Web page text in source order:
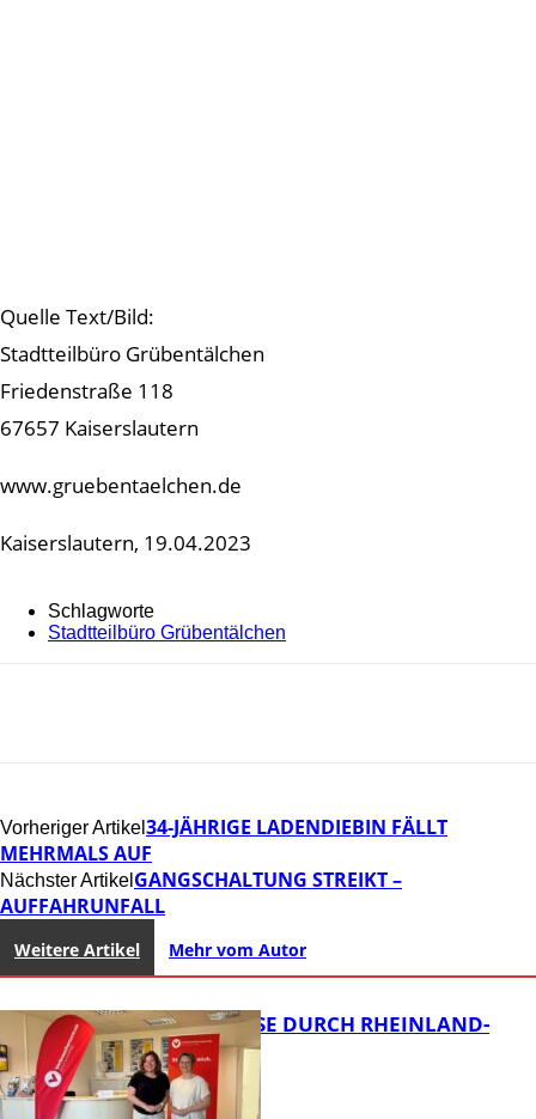
Quelle Text/Bild:
Stadtteilbüro Grübentälchen
Friedenstraße 118
67657 Kaiserslautern
www.gruebentaelchen.de
Kaiserslautern, 19.04.2023
Schlagworte
Stadtteilbüro Grübentälchen
Vorheriger Artikel 34-JÄHRIGE LADENDIEBIN FÄLLT
MEHRMALS AUF
Nächster Artikel GANGSCHALTUNG STREIKT –
AUFFAHRUNFALL
Weitere Artikel Mehr vom Autor
SOMMERREISE DURCH RHEINLAND-
PFALZ